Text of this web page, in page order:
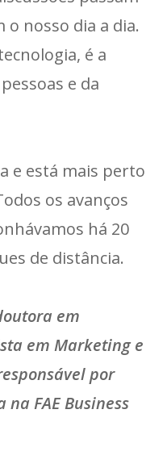
nosso dia a dia.
é a
e da
e está mais perto
os avanços
há 20
de distância.
em
em Marketing e
por
FAE Business